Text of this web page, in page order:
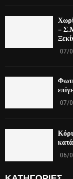
–
07/
07/
06/